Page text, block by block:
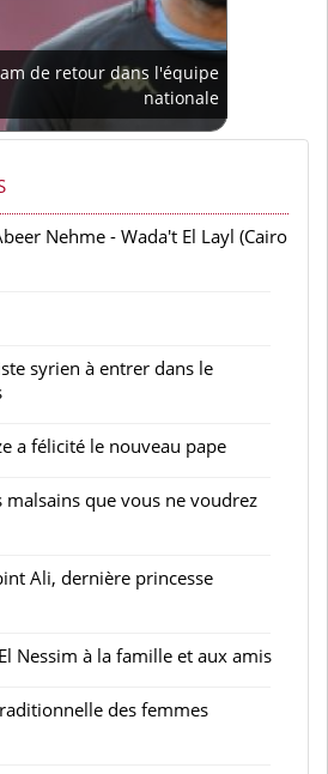
de retour dans l'équipe
nationale
Nehme - Wada't El Layl (Cairo
syrien à entrer dans le
a félicité le nouveau pape
que vous ne voudrez
Ali, dernière princesse
Nessim à la famille et aux amis
des femmes